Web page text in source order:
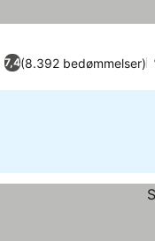
7,4(8.392 bedømmelser)